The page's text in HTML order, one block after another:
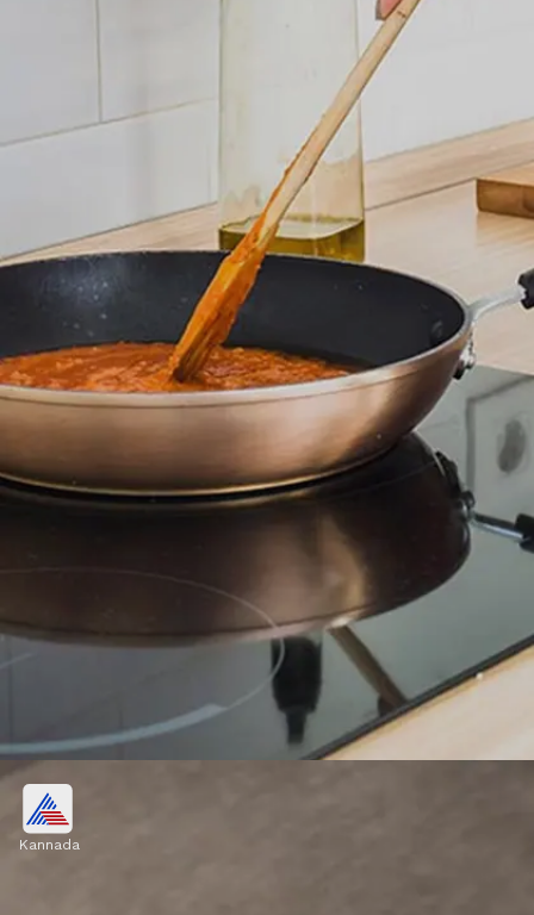
ಈ ವರ್ಷ ಜನರು ಹಲವಾರು ಅಡುಗೆಮನೆ ಹ್ಯಾಕ್‌ಗಳನ್ನು
Kannada